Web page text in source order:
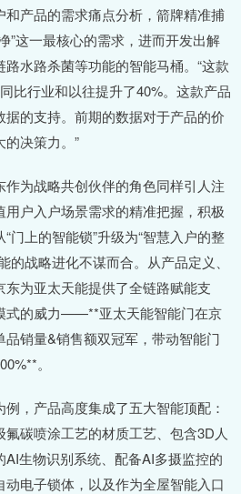
产品的需求痛点分析，箭牌精准捕
”这一最核心的需求，进而开发出解
水路杀菌等功能的智能马桶。“这款
比行业和以往提升了40%。这款产品
的支持。前期的数据对于产品的价
决策力。”
为战略共创伙伴的角色同样引人注
用户入户场景需求的精准把握，积极
门上的智能锁”升级为“智慧入户的整
的战略进化不谋而合。从产品定义、
为亚太天能提供了全链路赋能支
式的威力——**亚太天能智能门在京
销量&销售额双冠军，带动智能门
。
，产品高度集成了五大智能顶配：
碳喷涂工艺的材质工艺、包含3D人
生物识别系统、配备AI多摄监控的
电子锁体，以及作为全屋智能入口